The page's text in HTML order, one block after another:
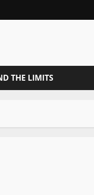
THE LIMITS